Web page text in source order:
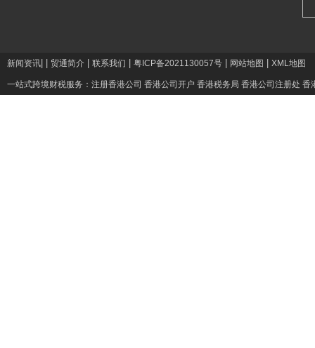
新闻资讯 贸通简介 联系我们 粤ICP备2021130057号 网站地图 XML地图
一站式跨境财税服务： 注册香港公司 香港公司开户 香港税务局 香港公司注册处 香